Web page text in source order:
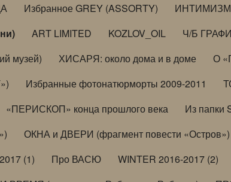
Избранное GREY (ASSORTY) ИНТИМИЗМ
ART LIMITED KOZLOV_OIL Ч/Б
музей)
ХИСАРЯ: около дома и в доме О
Избранные фотонатюрморты 2009-2011
«ПЕРИСКОП» конца прошлого века Из папки
ОКНА и ДВЕРИ (фрагмент повести «Остров»)
(1) Про ВАСЮ WINTER 2016-2017 (2)